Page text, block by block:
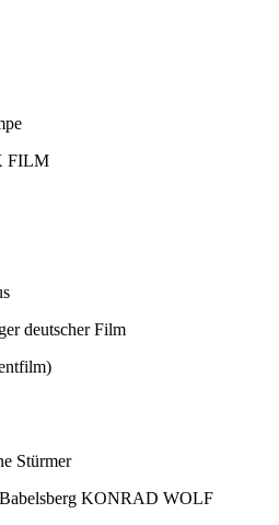
FILM
deutscher Film
Stürmer
KONRAD WOLF